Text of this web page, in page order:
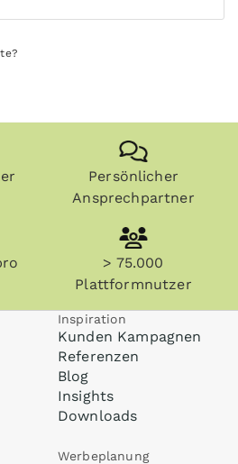
Persönlicher
Ansprechpartner
> 75.000
Plattformnutzer
Inspiration
Kunden Kampagnen
Referenzen
Blog
Insights
Downloads
Werbeplanung